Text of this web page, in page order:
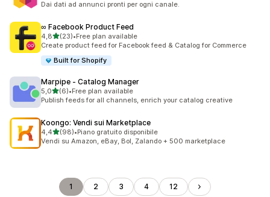
Dai dati ad annunci pronti per ogni canale.
∞ Facebook Product Feed
4,8stelle su 5
(23)
23 recensioni totali
•Free plan available
Create product feed for Facebook feed & Catalog for Commerce
Built for Shopify
Marpipe ‑ Catalog Manager
5,0stelle su 5
(6)
6 recensioni totali
•Free plan available
Publish feeds for all channels, enrich your catalog creative
Koongo: Vendi sui Marketplace
4,4stelle su 5
(98)
98 recensioni totali
•Piano gratuito disponibile
Vendi su Amazon, eBay, Bol, Zalando + 500 marketplace
1 2 3 4 12